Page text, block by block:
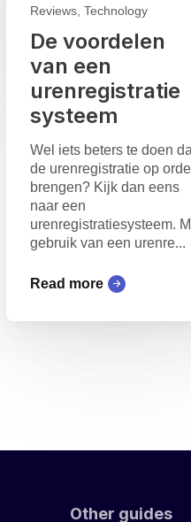
Reviews, Technology
De voordelen
van een
urenregistratie
systeem
Wel iets beters te doen
de urenregistratie op orde
brengen? Kijk dan eens
naar een
urenregistratiesysteem.
gebruik van een urenre...
Read more
Other guides